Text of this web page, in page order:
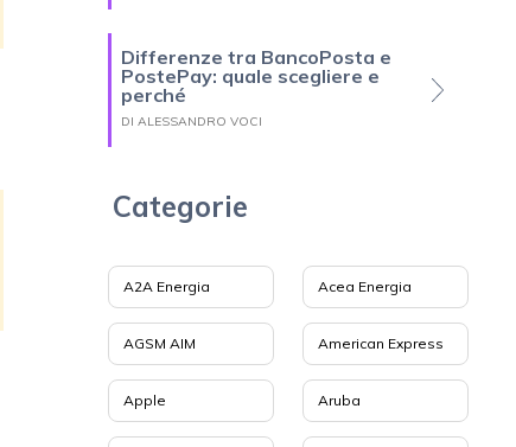
Differenze tra BancoPosta e
PostePay: quale scegliere e
perché
DI ALESSANDRO VOCI
Categorie
A2A Energia Acea Energia
AGSM AIM American Express
Apple Aruba